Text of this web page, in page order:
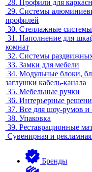
28. Профили для
29. Системы
профилей
30. Стеллажные системы
31. Наполнение для
комнат
32. Системы
33. Замки для мебели
34. Модульные блоки,
заглушки кабель-канала
35. Мебельные ручки
36. Интерьерные
37. Все для шоу-румов и
38. Упаковка
39. Реставрационные
Сувенирная и
Бренды